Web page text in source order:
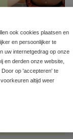
ook cookies plaatsen en
en persoonlijker te
uw internetgedrag op onze
en derden onze website,
op 'accepteren' te
altijd weer